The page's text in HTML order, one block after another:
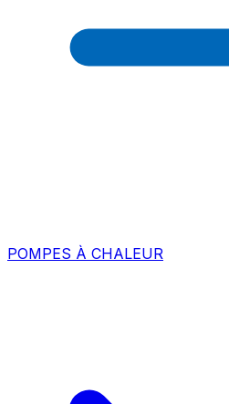
POMPES À CHALEUR